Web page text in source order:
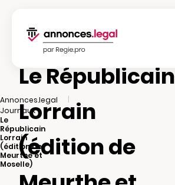
Annonces.legal
|
Journaux
|
Le
Républicain
Lorrain
(édition de
Meurthe et
Moselle)
Le Républicain
Lorrain
(édition de